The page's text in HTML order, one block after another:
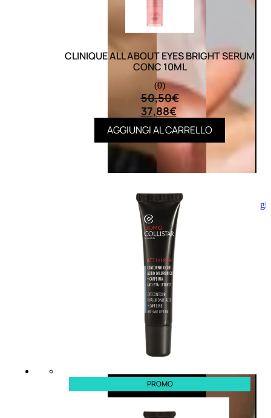
Aggiungi
CLINIQUE ALL ABOUT EYES BRIGHT SERUM
CONC 10ML
(0)
50,50€
37,88€
AGGIUNGI AL CARRELLO
PROMO